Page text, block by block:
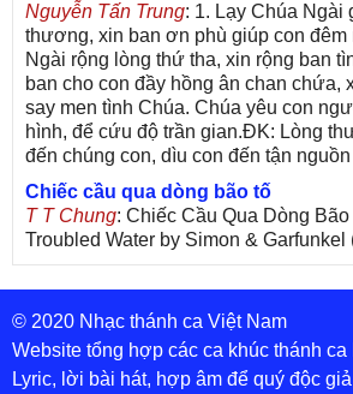
Nguyễn Tấn Trung: 1. Lạy Chúa Ngài
thương, xin ban ơn phù giúp con đêm
Ngài rộng lòng thứ tha, xin rộng ban
ban cho con đầy hồng ân chan chứa,
say men tình Chúa. Chúa yêu con
hình, để cứu độ trần gian.ĐK: Lòng
đến chúng con, dìu con đến tận
Chiếc cầu qua dòng bão tố
T T Chung: Chiếc Cầu Qua Dòng
Troubled Water by Simon &
26, 1970) Lời Việt: Nhạc Sĩ Vũ Đức
Chung Tử Lưu
De Colores! (Lời Việt)
Son Vu: Bài hát có lời chưa.Cám ơn
© 2020 Nhạc thánh ca Việt Nam
Website tổng hợp các ca khúc thánh ca
Lyric, lời bài hát, hợp âm để quý độc